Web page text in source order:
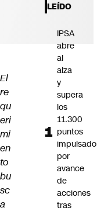
El
re
qu
eri
mi
en
to
bu
sc
a
LEÍDO
IPSA
abre
al
alza
y
supera
los
11.300
puntos
impulsado
por
avance
de
acciones
tras